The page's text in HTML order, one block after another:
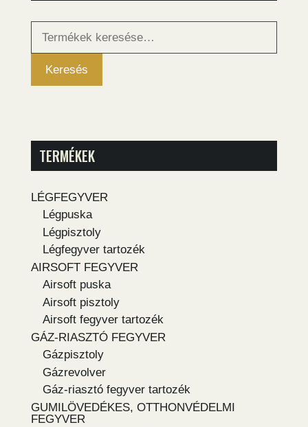
Keresés
Keresés
TERMÉKEK
LÉGFEGYVER
Légpuska
Légpisztoly
Légfegyver tartozék
AIRSOFT FEGYVER
Airsoft puska
Airsoft pisztoly
Airsoft fegyver tartozék
GÁZ-RIASZTÓ FEGYVER
Gázpisztoly
Gázrevolver
Gáz-riasztó fegyver tartozék
GUMILÖVEDÉKES, OTTHONVÉDELMI
FEGYVER